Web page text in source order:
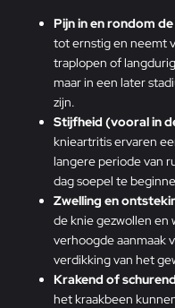
Pijn in en rondom
tot ernstig en neemt
traplopen of
maar in een later
zijn.
Stijfheid (vooral in
knieartritis ervaren
langere periode van
dag soepel te
Zwelling en
de knie gezwollen en
verhoogde aanmaak
verdikking van het
Krakend of
het kraakbeen